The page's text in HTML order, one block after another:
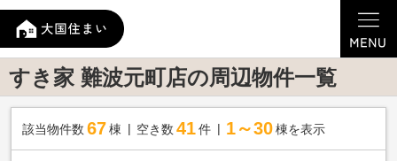
すき家 難波元町店の周辺物件一覧
該当物件数 67棟 空き数 41 件 1～30 棟を表示